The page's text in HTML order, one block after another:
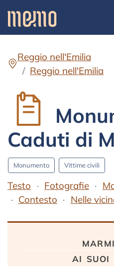
Reggio nell'Emilia
Reggio nell'Emilia
Caduti di
Monumento Vittime civili
Testo Fotografie
Contesto
Nelle
ai